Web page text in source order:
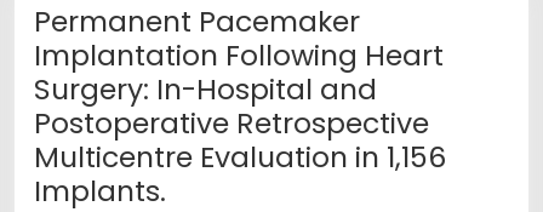
Permanent Pacemaker
Implantation Following Heart
Surgery: In-Hospital and
Postoperative Retrospective
Multicentre Evaluation in 1,156
Implants.